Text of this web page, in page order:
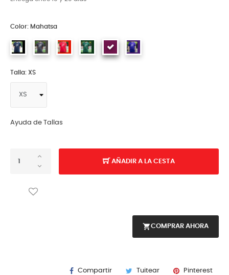
Color: Mahatsa
Talla: XS
Ayuda de Tallas
AÑADIR A LA CESTA
shopping_cartCOMPRAR AHORA
Compartir Tuitear Pinterest